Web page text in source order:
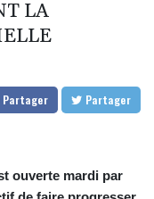
LA
Partager Partager
ouverte mardi par